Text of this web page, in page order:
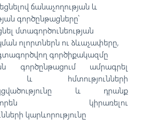
ճանաչողության և
գործընթացները՝
մտագործունեության
ոլորտներն ու ձևաչափերը,
գործիքակազմը
գործընթացում ամրագրել
և հմտությունների
և դրանք
կիրառելու
կարևորությունը